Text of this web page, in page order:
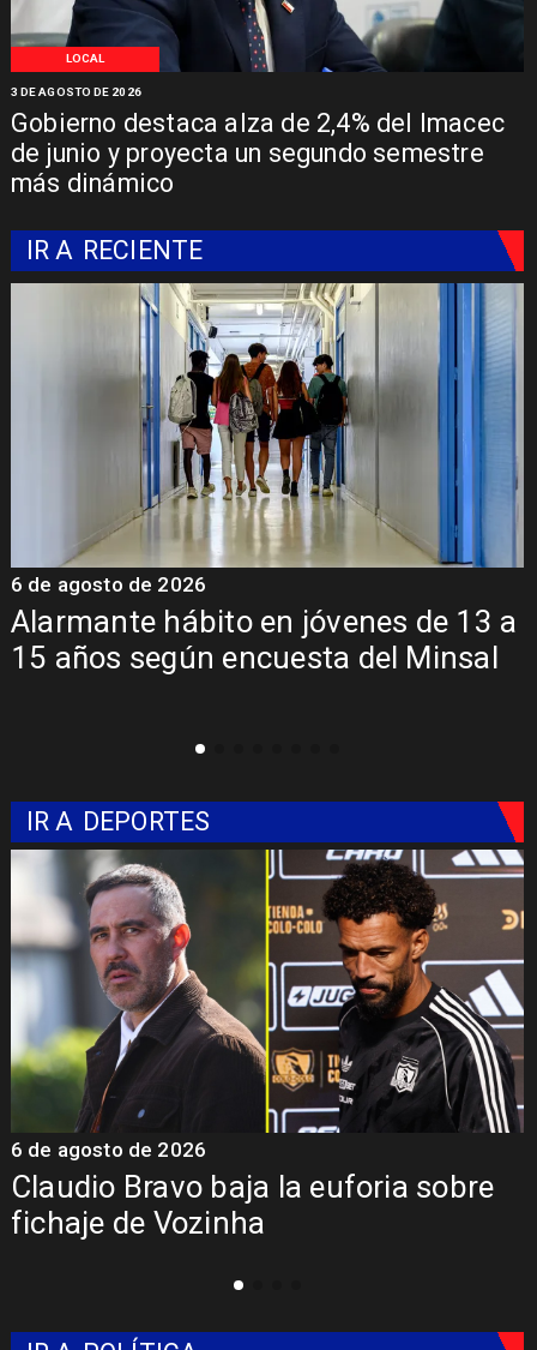
LOCAL
Gobierno destaca alza de 2,4% del Imacec
de junio y proyecta un segundo semestre
más dinámico
3 DE AGOSTO DE 2026
IR A RECIENTE
Alarmante hábito en jóvenes de 13 a
15 años según encuesta del Minsal
6 de agosto de 2026
IR A DEPORTES
Claudio Bravo baja la euforia sobre
fichaje de Vozinha
6 de agosto de 2026